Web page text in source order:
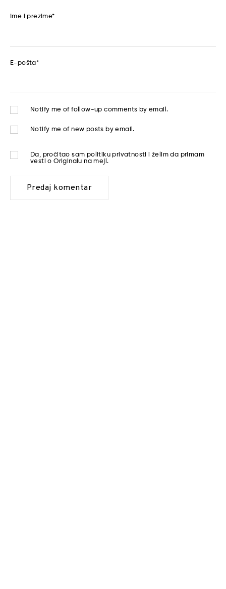
Ime i prezime*
E-pošta*
Notify me of follow-up comments by email.
Notify me of new posts by email.
Da, pročitao sam politiku privatnosti
i želim da primam
vesti o Originalu na mejl.